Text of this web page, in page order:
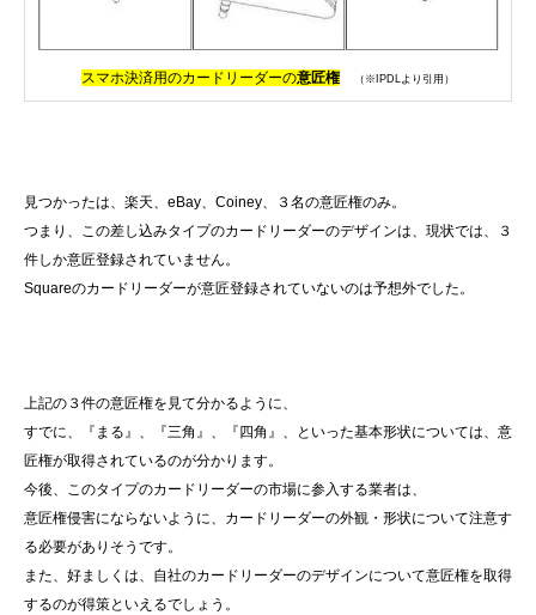
スマホ決済用のカードリーダーの意匠権 （※IPDLより引用）
見つかったは、楽天、eBay、Coiney、３名の意匠権のみ。
つまり、この差し込みタイプのカードリーダーのデザインは、現状では、３
件しか意匠登録されていません。
Squareのカードリーダーが意匠登録されていないのは予想外でした。
上記の３件の意匠権を見て分かるように、
すでに、『まる』、『三角』、『四角』、といった基本形状については、意
匠権が取得されているのが分かります。
今後、このタイプのカードリーダーの市場に参入する業者は、
意匠権侵害にならないように、カードリーダーの外観・形状について注意す
る必要がありそうです。
また、好ましくは、自社のカードリーダーのデザインについて意匠権を取得
するのが得策といえるでしょう。